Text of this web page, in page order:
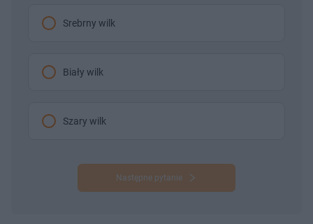
Srebrny wilk
Biały wilk
Szary wilk
Następne pytanie